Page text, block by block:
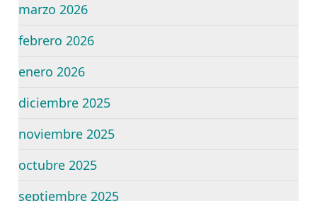
marzo 2026
febrero 2026
enero 2026
diciembre 2025
noviembre 2025
octubre 2025
septiembre 2025